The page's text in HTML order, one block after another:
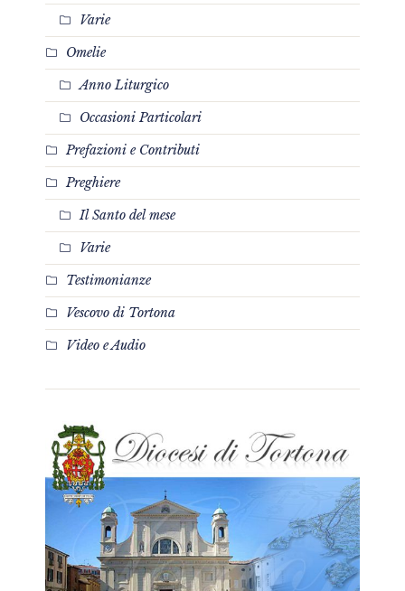
Varie
Omelie
Anno Liturgico
Occasioni Particolari
Prefazioni e Contributi
Preghiere
Il Santo del mese
Varie
Testimonianze
Vescovo di Tortona
Video e Audio